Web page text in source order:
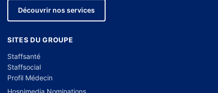
Découvrir nos services
SITES DU GROUPE
Staffsanté
Staffsocial
Profil Médecin
Hospimedia Nominations